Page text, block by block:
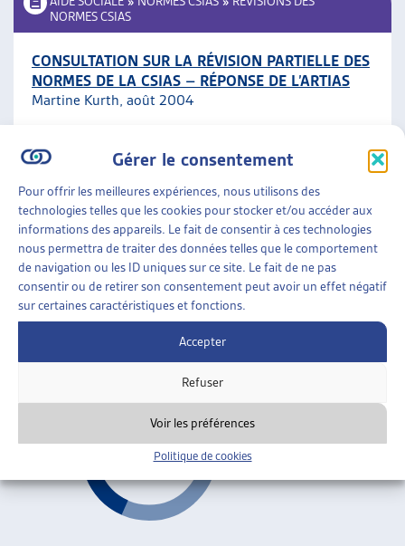
Gérer le consentement
Pour offrir les meilleures expériences, nous utilisons des
technologies telles que les cookies pour stocker et/ou accéder aux
informations des appareils. Le fait de consentir à ces technologies
nous permettra de traiter des données telles que le comportement
de navigation ou les ID uniques sur ce site. Le fait de ne pas
consentir ou de retirer son consentement peut avoir un effet négatif
sur certaines caractéristiques et fonctions.
Accepter
Refuser
Voir les préférences
Politique de cookies
NORMES CSIAS
CONSULTATION SUR LA RÉVISION PARTIELLE DES
NORMES DE LA CSIAS – RÉPONSE DE L’ARTIAS
Martine Kurth, août 2004
Révisions des normes CSIAS
AIDE SOCIALE»NORMES CSIAS»RÉVISIONS DES
NORMES CSIAS
RÉVISION DES NORMES CSIAS, ENJEUX ET
PERSPECTIVES, LE POINT DE VUE D’UN SERVICE
PRIVÉ
ARTIASinfo 1/2004, mars 2004
Révisions des normes CSIAS ARTIAS